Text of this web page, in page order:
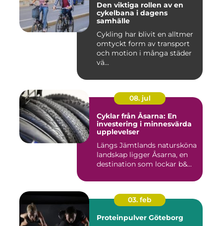
Den viktiga rollen av en
cykelbana i dagens
samhälle
Cykling har blivit en alltmer
omtyckt form av transport
och motion i många städer
vä...
08. jul
Cyklar från Åsarna: En
investering i minnesvärda
upplevelser
Längs Jämtlands natursköna
landskap ligger Åsarna, en
destination som lockar b&...
03. feb
Proteinpulver Göteborg